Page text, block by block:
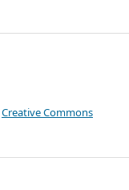
Creative Commons